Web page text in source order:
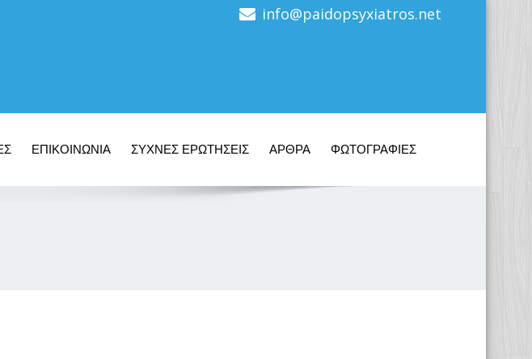
info@paidopsyxiatros.net
ΕΠΙΚΟΙΝΩΝΙΑ ΣΥΧΝΕΣ ΕΡΩΤΗΣΕΙΣ ΑΡΘΡΑ ΦΩΤΟΓΡΑΦΙΕΣ